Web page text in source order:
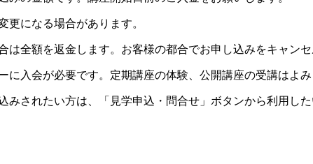
になる場合があります。
全額を返金します。お客様の都合でお申し込みをキャン
入会が必要です。定期講座の体験、公開講座の受講はよみ
されたい方は、「見学申込・問合せ」ボタンから利用し